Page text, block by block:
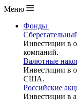
Меню
Фонды
Инвестиции в
компаний.
Валютные
Инвестиции в
США.
Российские
Инвестиции в